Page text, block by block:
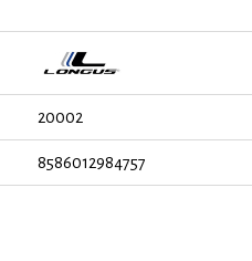
20002
8586012984757